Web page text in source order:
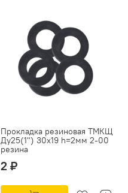
Прокладка резиновая ТМКЩ
Ду25(1") 30х19 h=2мм 2-00
резина
2 ₽